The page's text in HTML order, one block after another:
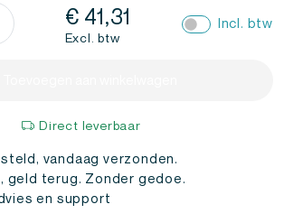
€ 41,31
Excl. btw
Incl. btw
Direct leverbaar
vandaag verzonden.
geld terug. Zonder gedoe.
en support